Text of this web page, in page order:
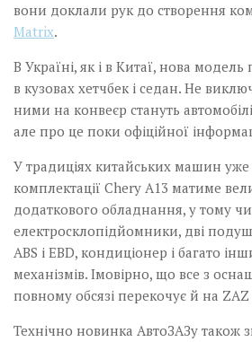
вони доклали рук до створення
Matrix.
В Україні, як і в Китаї, нова
в кузовах хетчбек і седан. Не
ними на конвеєр стануть
але про це поки офіційної
У традиціях китайських машин уже
комплектації Chery A13 матиме
додаткового обладнання, у тому
електросклопідйомники, дві
ABS і EBD, кондиціонер і багато
механізмів. Імовірно, що все з
повному обсязі перекочує й на ZAZ
Технічно новинка АвтоЗАЗу також